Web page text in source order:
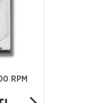
RPM